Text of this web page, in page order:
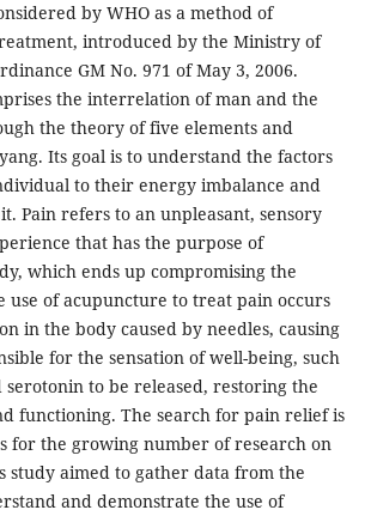
by WHO as a method of
introduced by the Ministry of
GM No. 971 of May 3, 2006.
the interrelation of man and the
the theory of five elements and
Its goal is to understand the factors
to their energy imbalance and
Pain refers to an unpleasant, sensory
that has the purpose of
which ends up compromising the
use of acupuncture to treat pain occurs
in the body caused by needles, causing
for the sensation of well-being, such
to be released, restoring the
functioning. The search for pain relief is
for the growing number of research on
study aimed to gather data from the
and demonstrate the use of